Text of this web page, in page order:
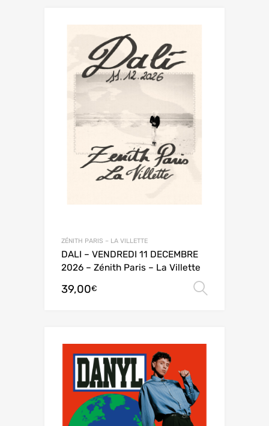
ZÉNITH PARIS – LA VILLETTE
DALI – VENDREDI 11 DECEMBRE
2026 – Zénith Paris – La Villette
39,00€